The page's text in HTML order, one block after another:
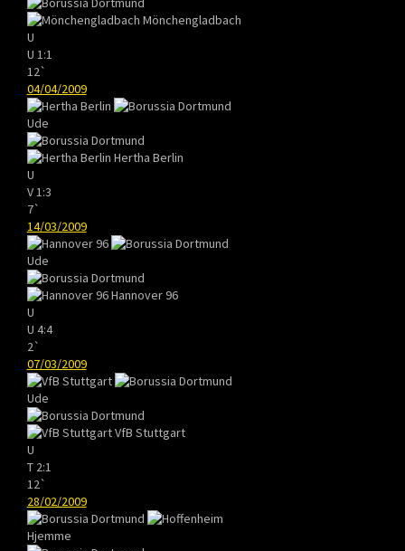
Mönchengladbach
U
U 1:1
12`
04/04/2009
Ude
Hertha Berlin
U
V 1:3
7`
14/03/2009
Ude
Hannover 96
U
U 4:4
2`
07/03/2009
Ude
VfB Stuttgart
U
T 2:1
12`
28/02/2009
Hjemme